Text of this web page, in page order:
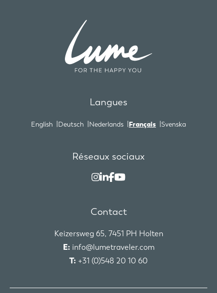
Langues
English Deutsch Nederlands Français Svenska
Réseaux sociaux
Contact
Keizersweg 65, 7451 PH Holten
E: info@lumetraveler.com
T: +31 (0)548 20 10 60